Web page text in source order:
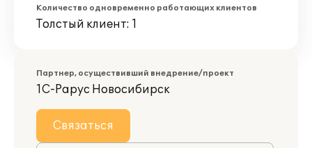
Количество одновременно работающих клиентов
Толстый клиент: 1
Партнер, осуществивший внедрение/проект
1С-Рарус Новосибирск
Связаться